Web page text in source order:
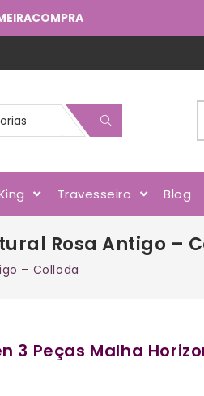
Travesseiro Blog
Rosa Antigo –
– Colloda
3 Peças Malha